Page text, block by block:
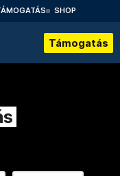
SHOP
Támogatás